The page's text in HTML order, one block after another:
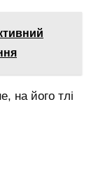
на його тлі